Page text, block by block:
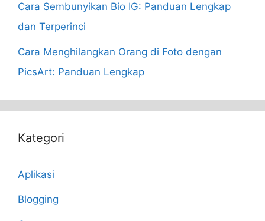
Cara Sembunyikan Bio IG: Panduan Lengkap
dan Terperinci
Cara Menghilangkan Orang di Foto dengan
PicsArt: Panduan Lengkap
Kategori
Aplikasi
Blogging